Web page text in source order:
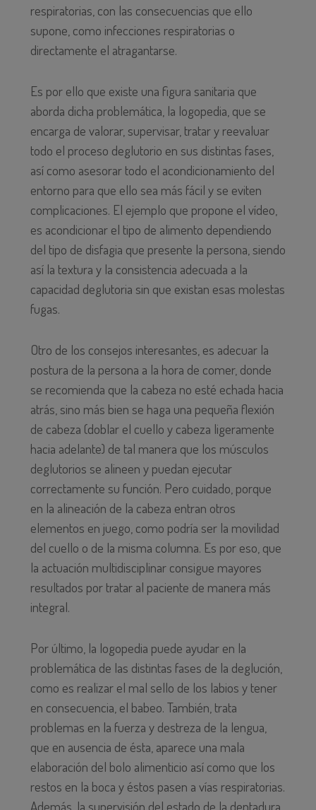
respiratorias, con las consecuencias que ello
supone, como infecciones respiratorias o
directamente el atragantarse.
Es por ello que existe una figura sanitaria que
aborda dicha problemática, la logopedia, que se
encarga de valorar, supervisar, tratar y reevaluar
todo el proceso deglutorio en sus distintas fases,
así como asesorar todo el acondicionamiento del
entorno para que ello sea más fácil y se eviten
complicaciones. El ejemplo que propone el vídeo,
es acondicionar el tipo de alimento dependiendo
del tipo de disfagia que presente la persona, siendo
así la textura y la consistencia adecuada a la
capacidad deglutoria sin que existan esas molestas
fugas.
Otro de los consejos interesantes, es adecuar la
postura de la persona a la hora de comer, donde
se recomienda que la cabeza no esté echada hacia
atrás, sino más bien se haga una pequeña flexión
de cabeza (doblar el cuello y cabeza ligeramente
hacia adelante) de tal manera que los músculos
deglutorios se alineen y puedan ejecutar
correctamente su función. Pero cuidado, porque
en la alineación de la cabeza entran otros
elementos en juego, como podría ser la movilidad
del cuello o de la misma columna. Es por eso, que
la actuación multidisciplinar consigue mayores
resultados por tratar al paciente de manera más
integral.
Por último, la logopedia puede ayudar en la
problemática de las distintas fases de la deglución,
como es realizar el mal sello de los labios y tener
en consecuencia, el babeo. También, trata
problemas en la fuerza y destreza de la lengua,
que en ausencia de ésta, aparece una mala
elaboración del bolo alimenticio así como que los
restos en la boca y éstos pasen a vías respiratorias.
Además, la supervisión del estado de la dentadura